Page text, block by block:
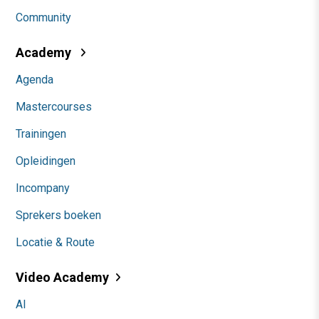
Community
Academy
Agenda
Mastercourses
Trainingen
Opleidingen
Incompany
Sprekers boeken
Locatie & Route
Video Academy
AI